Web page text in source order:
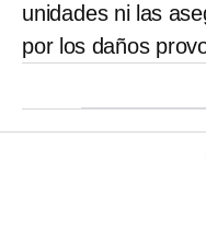
unidades ni las
por los daños